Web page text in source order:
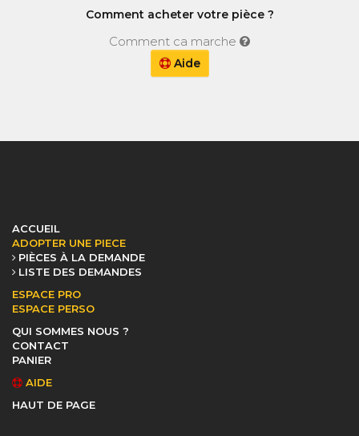
Comment acheter votre pièce ?
Comment ca marche
Aide
ACCUEIL
ADOPTER UNE PIECE
PIÈCES À LA DEMANDE
LISTE DES DEMANDES
ESPACE PRO
ESPACE PERSO
QUI SOMMES NOUS ?
CONTACT
PANIER
AIDE
HAUT DE PAGE